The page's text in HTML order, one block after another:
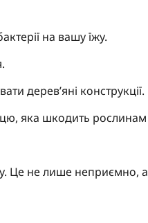
на вашу їжу.
дерев’яні конструкції.
яка шкодить рослинам
Це не лише неприємно, а